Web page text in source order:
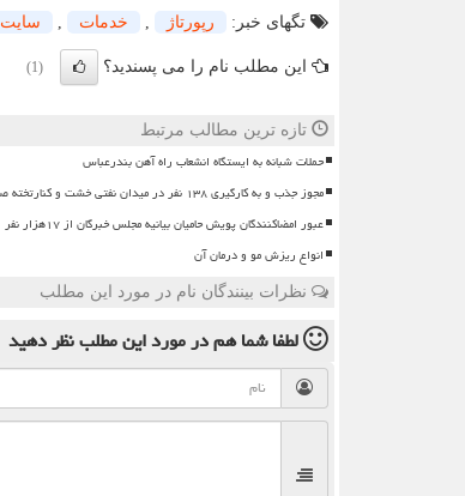
تگهای خبر: رپورتاژ خدمات سایت
این مطلب نام را می پسندید؟ (1)
تازه ترین مطالب مرتبط
حملات شبانه به ایستگاه انشعاب راه آهن بندرعباس
مجوز جذب و به کارگیری ۱۳۸ نفر در میدان نفتی خشت و کنارتخته صادر شد
عبور امضاکنندگان پویش حامیان بیانیه مجلس خبرگان از ۱۷هزار نفر
انواع ریزش مو و درمان آن
نظرات بینندگان نام در مورد این مطلب
لطفا شما همدر مورد این مطلبنظر دهید